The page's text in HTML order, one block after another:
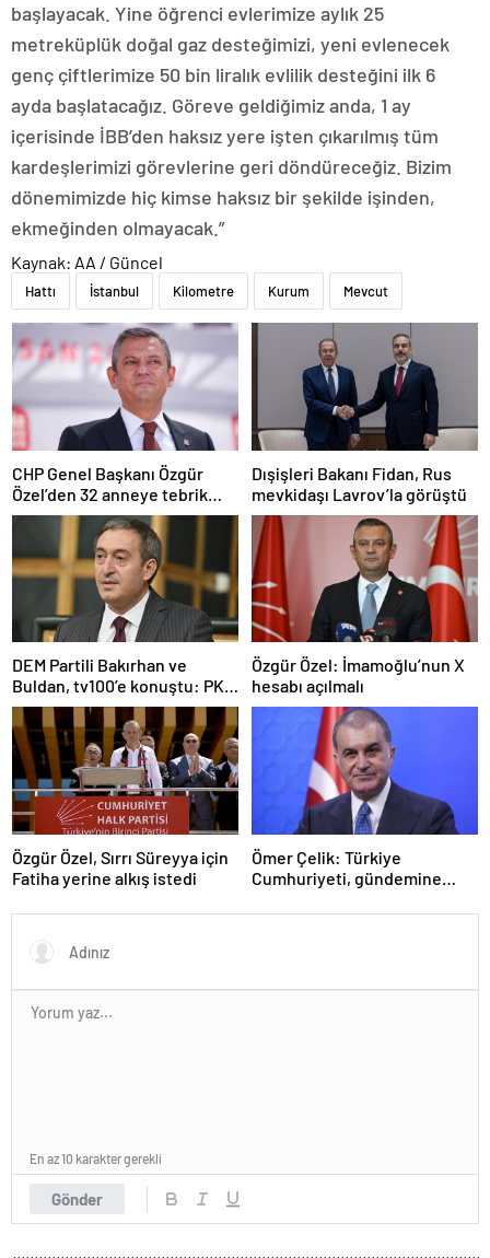
başlayacak. Yine öğrenci evlerimize aylık 25
metreküplük doğal gaz desteğimizi, yeni evlenecek
genç çiftlerimize 50 bin liralık evlilik desteğini ilk 6
ayda başlatacağız. Göreve geldiğimiz anda, 1 ay
içerisinde İBB’den haksız yere işten çıkarılmış tüm
kardeşlerimizi görevlerine geri döndüreceğiz. Bizim
dönemimizde hiç kimse haksız bir şekilde işinden,
ekmeğinden olmayacak.”
Kaynak: AA / Güncel
Hattı İstanbul Kilometre Kurum Mevcut
CHP Genel Başkanı Özgür
Özel’den 32 anneye tebrik
telefonu
Dışişleri Bakanı Fidan, Rus
mevkidaşı Lavrov’la görüştü
DEM Partili Bakırhan ve
Buldan, tv100’e konuştu: PKK
ne zaman kendini feshedecek
Özgür Özel: İmamoğlu’nun X
hesabı açılmalı
Özgür Özel, Sırrı Süreyya için
Fatiha yerine alkış istedi
Ömer Çelik: Türkiye
Cumhuriyeti, gündemine
Gönder
En az 10 karakter gerekli